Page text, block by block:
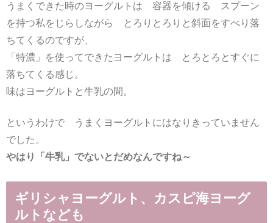
うまくできた時のヨーグルトは 容器を傾ける スプーン
を持つ私をじらしながら とろりとろりと斜面をすべり落
ちてくるのですが、
「特濃」を使ってできたヨーグルトは とろとろとすぐに
落ちてくる感じ。
味はヨーグルトと牛乳の間。
というわけで うまくヨーグルトにはなりきっていません
でした。
やはり「牛乳」でないとだめなんですね～
ギリシャヨーグルト、カスピ海ヨーグ
ルトなども